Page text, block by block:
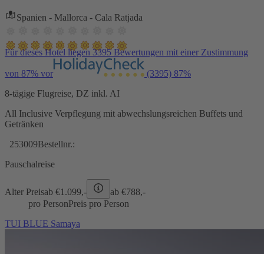
Spanien - Mallorca - Cala Ratjada
Für dieses Hotel liegen 3395 Bewertungen mit einer Zustimmung
von 87% vor (3395) 87%
8-tägige Flugreise, DZ inkl. AI
All Inclusive Verpflegung mit abwechslungsreichen Buffets und
Getränken
253009Bestellnr.:
Pauschalreise
Alter Preisab €1.099,- ab €788,-
pro PersonPreis pro Person
TUI BLUE Samaya